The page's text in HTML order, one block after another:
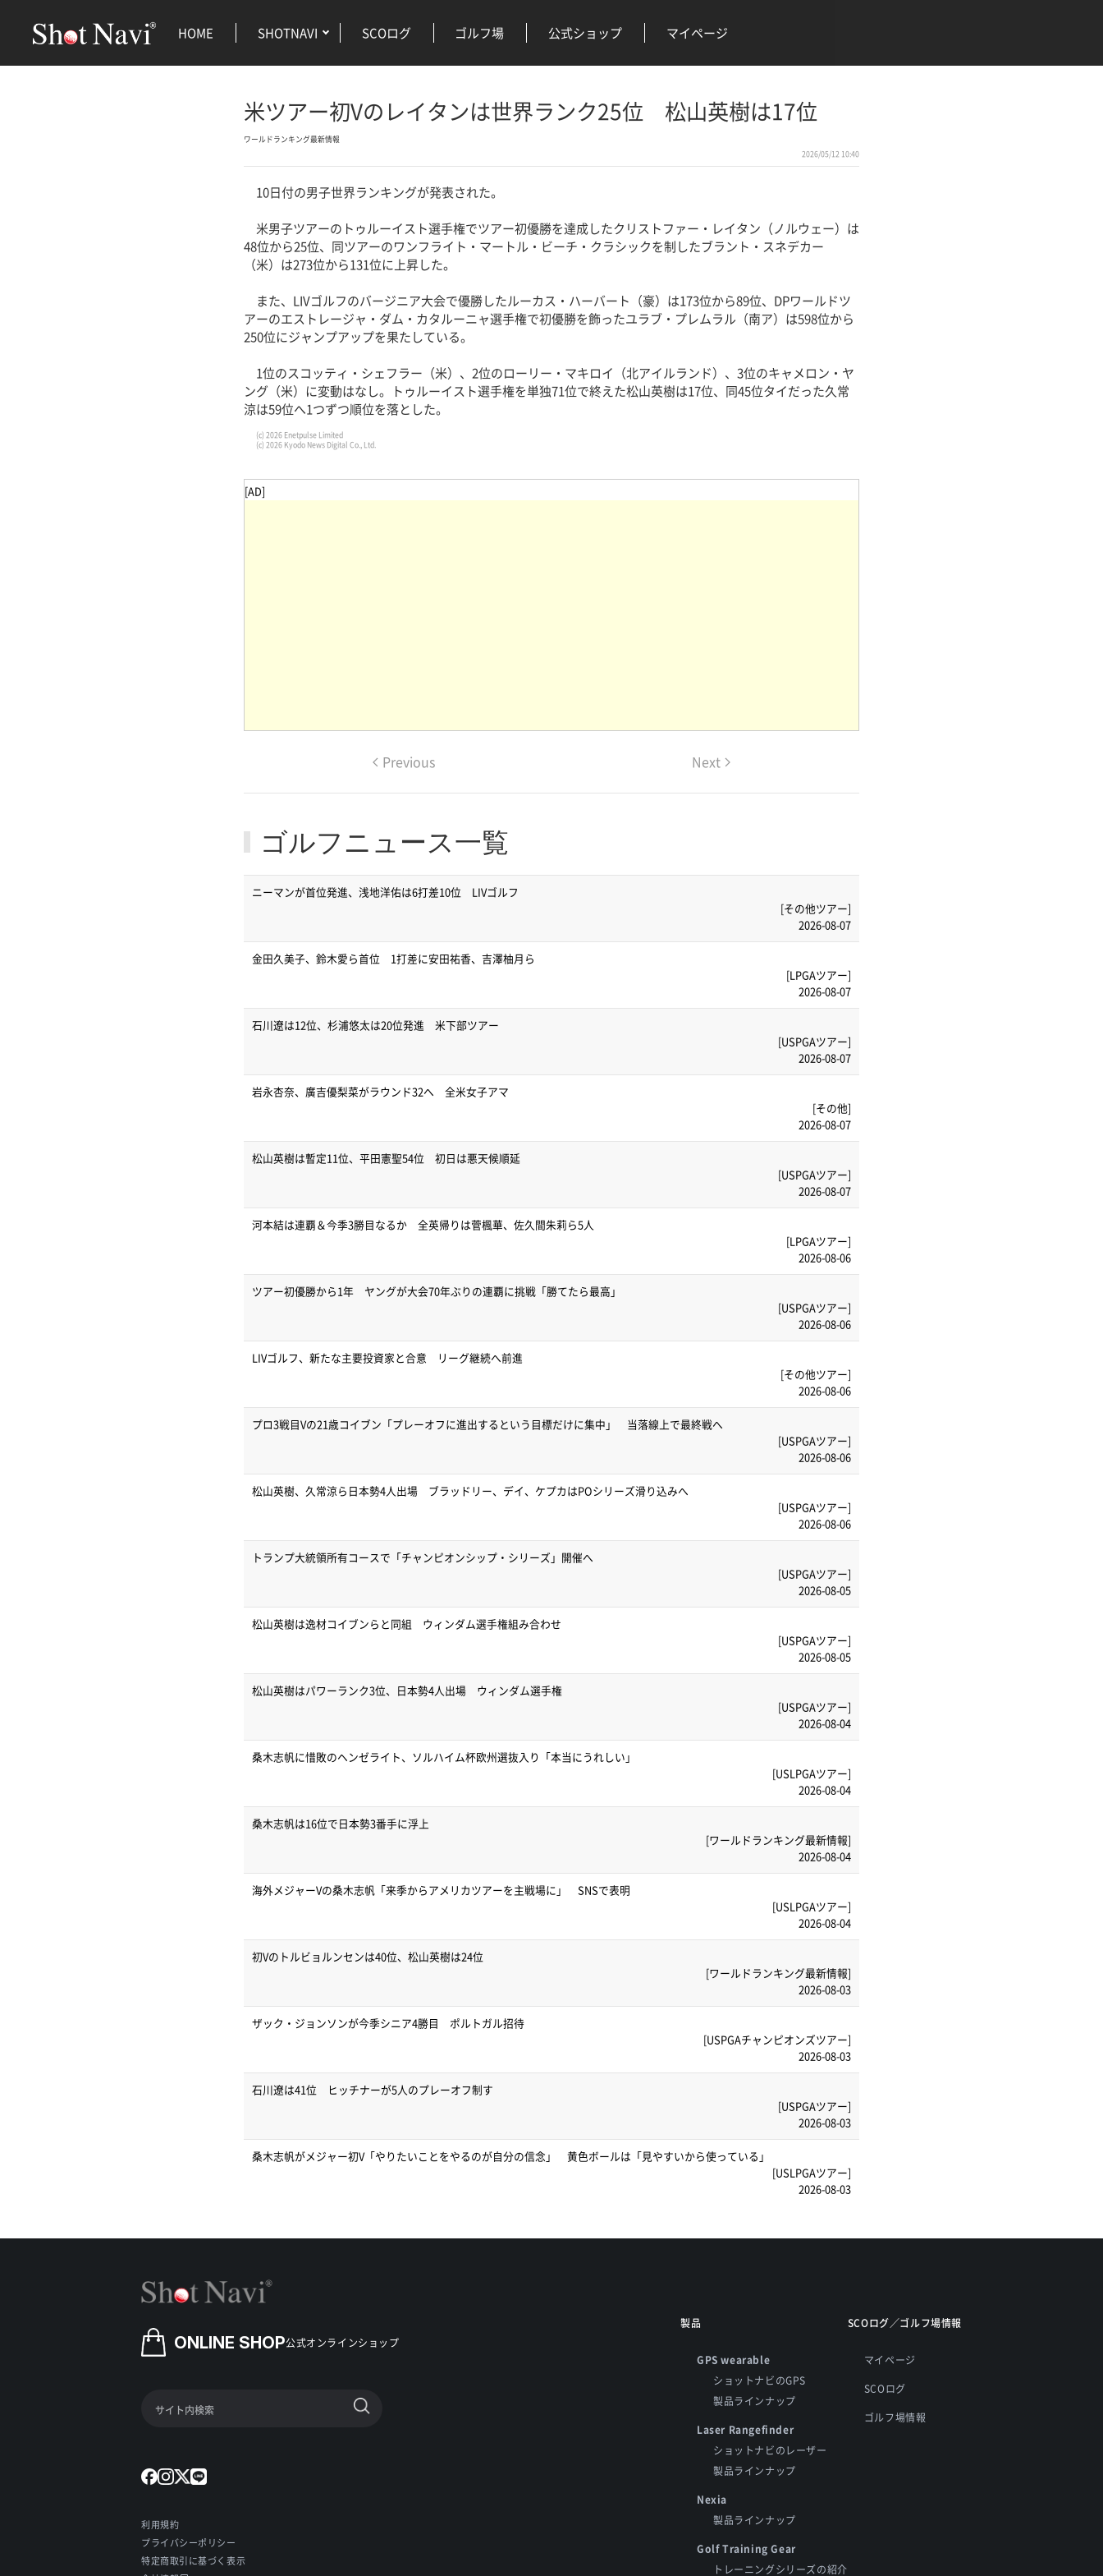
HOME SHOTNAVI SCOログ ゴルフ場 公式ショップ マイページ
米ツアー初Vのレイタンは世界ランク25位 松山英樹は17位
ワールドランキング最新情報
2026/05/12 10:40
10日付の男子世界ランキングが発表された。
米男子ツアーのトゥルーイスト選手権でツアー初優勝を達成したクリストファー・レイタン（ノルウェー）は
48位から25位、同ツアーのワンフライト・マートル・ビーチ・クラシックを制したブラント・スネデカー
（米）は273位から131位に上昇した。
また、LIVゴルフのバージニア大会で優勝したルーカス・ハーバート（豪）は173位から89位、DPワールドツ
アーのエストレージャ・ダム・カタルーニャ選手権で初優勝を飾ったユラブ・プレムラル（南ア）は598位から
250位にジャンプアップを果たしている。
1位のスコッティ・シェフラー（米）、2位のローリー・マキロイ（北アイルランド）、3位のキャメロン・ヤ
ング（米）に変動はなし。トゥルーイスト選手権を単独71位で終えた松山英樹は17位、同45位タイだった久常
涼は59位へ1つずつ順位を落とした。
(c) 2026 Enetpulse Limited
(c) 2026 Kyodo News Digital Co., Ltd.
[AD]
Previous Next
ゴルフニュース一覧
ニーマンが首位発進、浅地洋佑は6打差10位 LIVゴルフ
[その他ツアー]
2026-08-07
金田久美子、鈴木愛ら首位 1打差に安田祐香、吉澤柚月ら
[LPGAツアー]
2026-08-07
石川遼は12位、杉浦悠太は20位発進 米下部ツアー
[USPGAツアー]
2026-08-07
岩永杏奈、廣吉優梨菜がラウンド32へ 全米女子アマ
[その他]
2026-08-07
松山英樹は暫定11位、平田憲聖54位 初日は悪天候順延
[USPGAツアー]
2026-08-07
河本結は連覇＆今季3勝目なるか 全英帰りは菅楓華、佐久間朱莉ら5人
[LPGAツアー]
2026-08-06
ツアー初優勝から1年 ヤングが大会70年ぶりの連覇に挑戦「勝てたら最高」
[USPGAツアー]
2026-08-06
LIVゴルフ、新たな主要投資家と合意 リーグ継続へ前進
[その他ツアー]
2026-08-06
プロ3戦目Vの21歳コイブン「プレーオフに進出するという目標だけに集中」 当落線上で最終戦へ
[USPGAツアー]
2026-08-06
松山英樹、久常涼ら日本勢4人出場 ブラッドリー、デイ、ケプカはPOシリーズ滑り込みへ
[USPGAツアー]
2026-08-06
トランプ大統領所有コースで「チャンピオンシップ・シリーズ」開催へ
[USPGAツアー]
2026-08-05
松山英樹は逸材コイブンらと同組 ウィンダム選手権組み合わせ
[USPGAツアー]
2026-08-05
松山英樹はパワーランク3位、日本勢4人出場 ウィンダム選手権
[USPGAツアー]
2026-08-04
桑木志帆に惜敗のヘンゼライト、ソルハイム杯欧州選抜入り「本当にうれしい」
[USLPGAツアー]
2026-08-04
桑木志帆は16位で日本勢3番手に浮上
[ワールドランキング最新情報]
2026-08-04
海外メジャーVの桑木志帆「来季からアメリカツアーを主戦場に」 SNSで表明
[USLPGAツアー]
2026-08-04
初Vのトルビョルンセンは40位、松山英樹は24位
[ワールドランキング最新情報]
2026-08-03
ザック・ジョンソンが今季シニア4勝目 ポルトガル招待
[USPGAチャンピオンズツアー]
2026-08-03
石川遼は41位 ヒッチナーが5人のプレーオフ制す
[USPGAツアー]
2026-08-03
桑木志帆がメジャー初V「やりたいことをやるのが自分の信念」 黄色ボールは「見やすいから使っている」
[USLPGAツアー]
2026-08-03
ONLINE SHOP公式オンラインショップ
利用規約
プライバシーポリシー
特定商取引に基づく表示
製品
GPS wearable
ショットナビのGPS
製品ラインナップ
Laser Rangefinder
ショットナビのレーザー
製品ラインナップ
Nexia
製品ラインナップ
Golf Training Gear
トレーニングシリーズの紹介
SCOログ／ゴルフ場情報
マイページ
SCOログ
ゴルフ場情報